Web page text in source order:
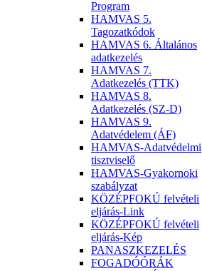
Program
HAMVAS 5.
Tagozatkódok
HAMVAS 6. Általános
adatkezelés
HAMVAS 7.
Adatkezelés (TTK)
HAMVAS 8.
Adatkezelés (SZ-D)
HAMVAS 9.
Adatvédelem (ÁF)
HAMVAS-Adatvédelmi
tisztviselő
HAMVAS-Gyakornoki
szabályzat
KÖZÉPFOKÚ felvételi
eljárás-Link
KÖZÉPFOKÚ felvételi
eljárás-Kép
PANASZKEZELÉS
FOGADÓÓRÁK